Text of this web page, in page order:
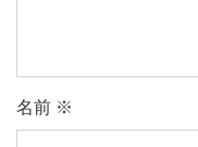
名前 ※